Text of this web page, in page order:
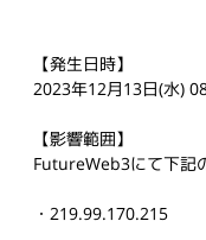
【発生日時】
2023年12月13日(水)
【影響範囲】
FutureWeb3にて下記
・219.99.170.215